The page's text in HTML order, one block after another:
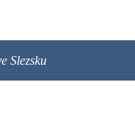
Slezsku